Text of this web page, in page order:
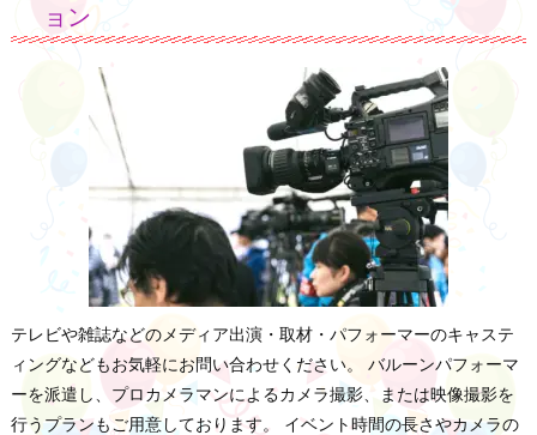
ョン
テレビや雑誌などのメディア出演・取材・パフォーマーのキャステ
ィングなどもお気軽にお問い合わせください。 バルーンパフォーマ
ーを派遣し、プロカメラマンによるカメラ撮影、または映像撮影を
行うプランもご用意しております。 イベント時間の長さやカメラの